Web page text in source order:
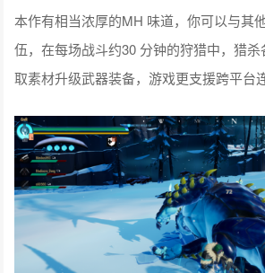
本作有相当浓厚的MH 味道，你可以与其
伍，在每场战斗约30 分钟的狩猎中，猎
取素材升级武器装备，游戏更支援跨平台